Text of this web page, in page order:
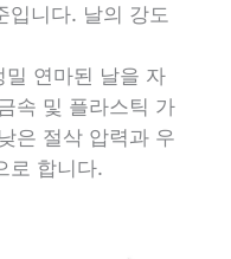
입니다. 날의 강도
밀 연마된 날을 자
속 및 플라스틱 가
은 절삭 압력과 우
로 합니다.